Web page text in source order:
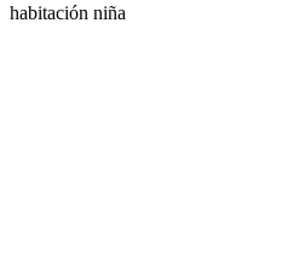
habitación niña